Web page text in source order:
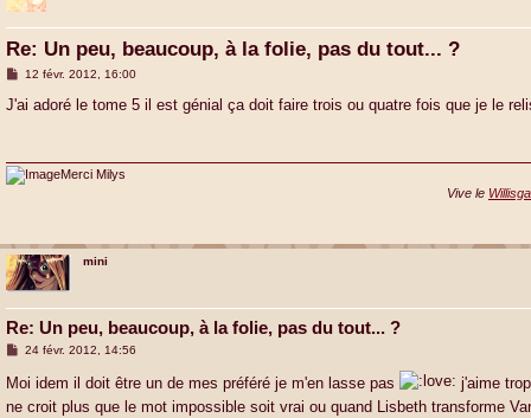
Re: Un peu, beaucoup, à la folie, pas du tout... ?
M
s
12 févr. 2012, 16:00
J'ai adoré le tome 5 il est génial ça doit faire trois ou quatre fois que je le
Merci Milys
Vive le
mini
Re: Un peu, beaucoup, à la folie, pas du tout... ?
M
s
s
a
24 févr. 2012, 14:56
Moi idem il doit être un de mes préféré je m'en lasse pas
j'aime
ne croit plus que le mot impossible soit vrai ou quand Lisbeth transforme